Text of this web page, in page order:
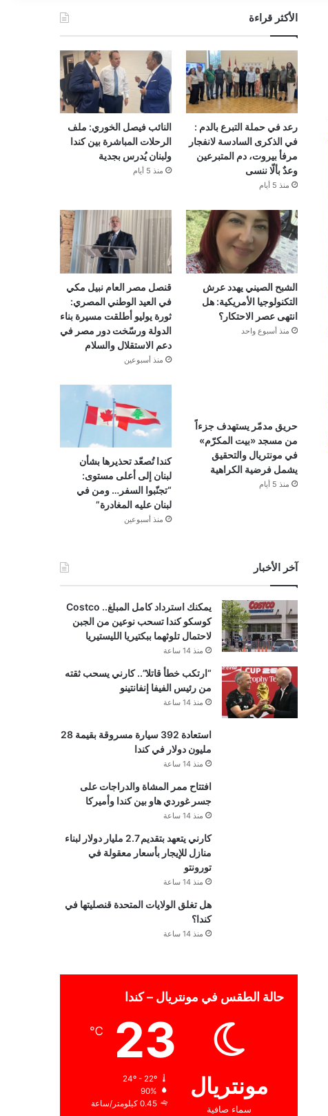
الأكثر قراءة
رعد في حملة التبرع بالدم :
في الذكرى السادسة لانفجار
مرفأ بيروت، دم المتبرعين
وعدٌ بألّا ننسى
منذ 5 أيام
النائب فيصل الخوري: ملف
الرحلات المباشرة بين كندا
ولبنان يُدرس بجدية
منذ 5 أيام
الشبح الصيني يهدد عرش
التكنولوجيا الأمريكية: هل
انتهى عصر الاحتكار؟
منذ أسبوع واحد
قنصل مصر العام نبيل مكي
في العيد الوطني المصري:
ثورة يوليو أطلقت مسيرة بناء
الدولة ورسّخت دور مصر في
دعم الاستقلال والسلام
منذ أسبوعين
حريق مدمّر يستهدف جزءاً
من مسجد «بيت المكرّم»
في مونتريال والتحقيق
يشمل فرضية الكراهية
منذ 5 أيام
كندا تُصعّد تحذيرها بشأن
لبنان إلى أعلى مستوى:
“تجنّبوا السفر… ومن في
لبنان عليه المغادرة”
منذ أسبوعين
آخر الأخبار
يمكنك استرداد كامل المبلغ.. Costco
كوسكو كندا تسحب نوعين من الجبن
لاحتمال تلوثهما ببكتيريا الليستيريا
منذ 14 ساعة
“ارتكب خطأ قاتلا”.. كارني يسحب ثقته
من رئيس الفيفا إنفانتينو
منذ 14 ساعة
استعادة 392 سيارة مسروقة بقيمة 28
مليون دولار في كندا
منذ 14 ساعة
افتتاح ممر المشاة والدراجات على
جسر غوردي هاو بين كندا وأميركا
منذ 14 ساعة
كارني يتعهد بتقديم 2.7 مليار دولار لبناء
منازل للإيجار بأسعار معقولة في
تورونتو
منذ 14 ساعة
هل تغلق الولايات المتحدة قنصليتها في
كندا؟
منذ 14 ساعة
حالة الطقس في مونتريال – كندا
مونتريال
سماء صافية
23
℃
24º - 22º
90%
0.45 كيلومتر/ساعة